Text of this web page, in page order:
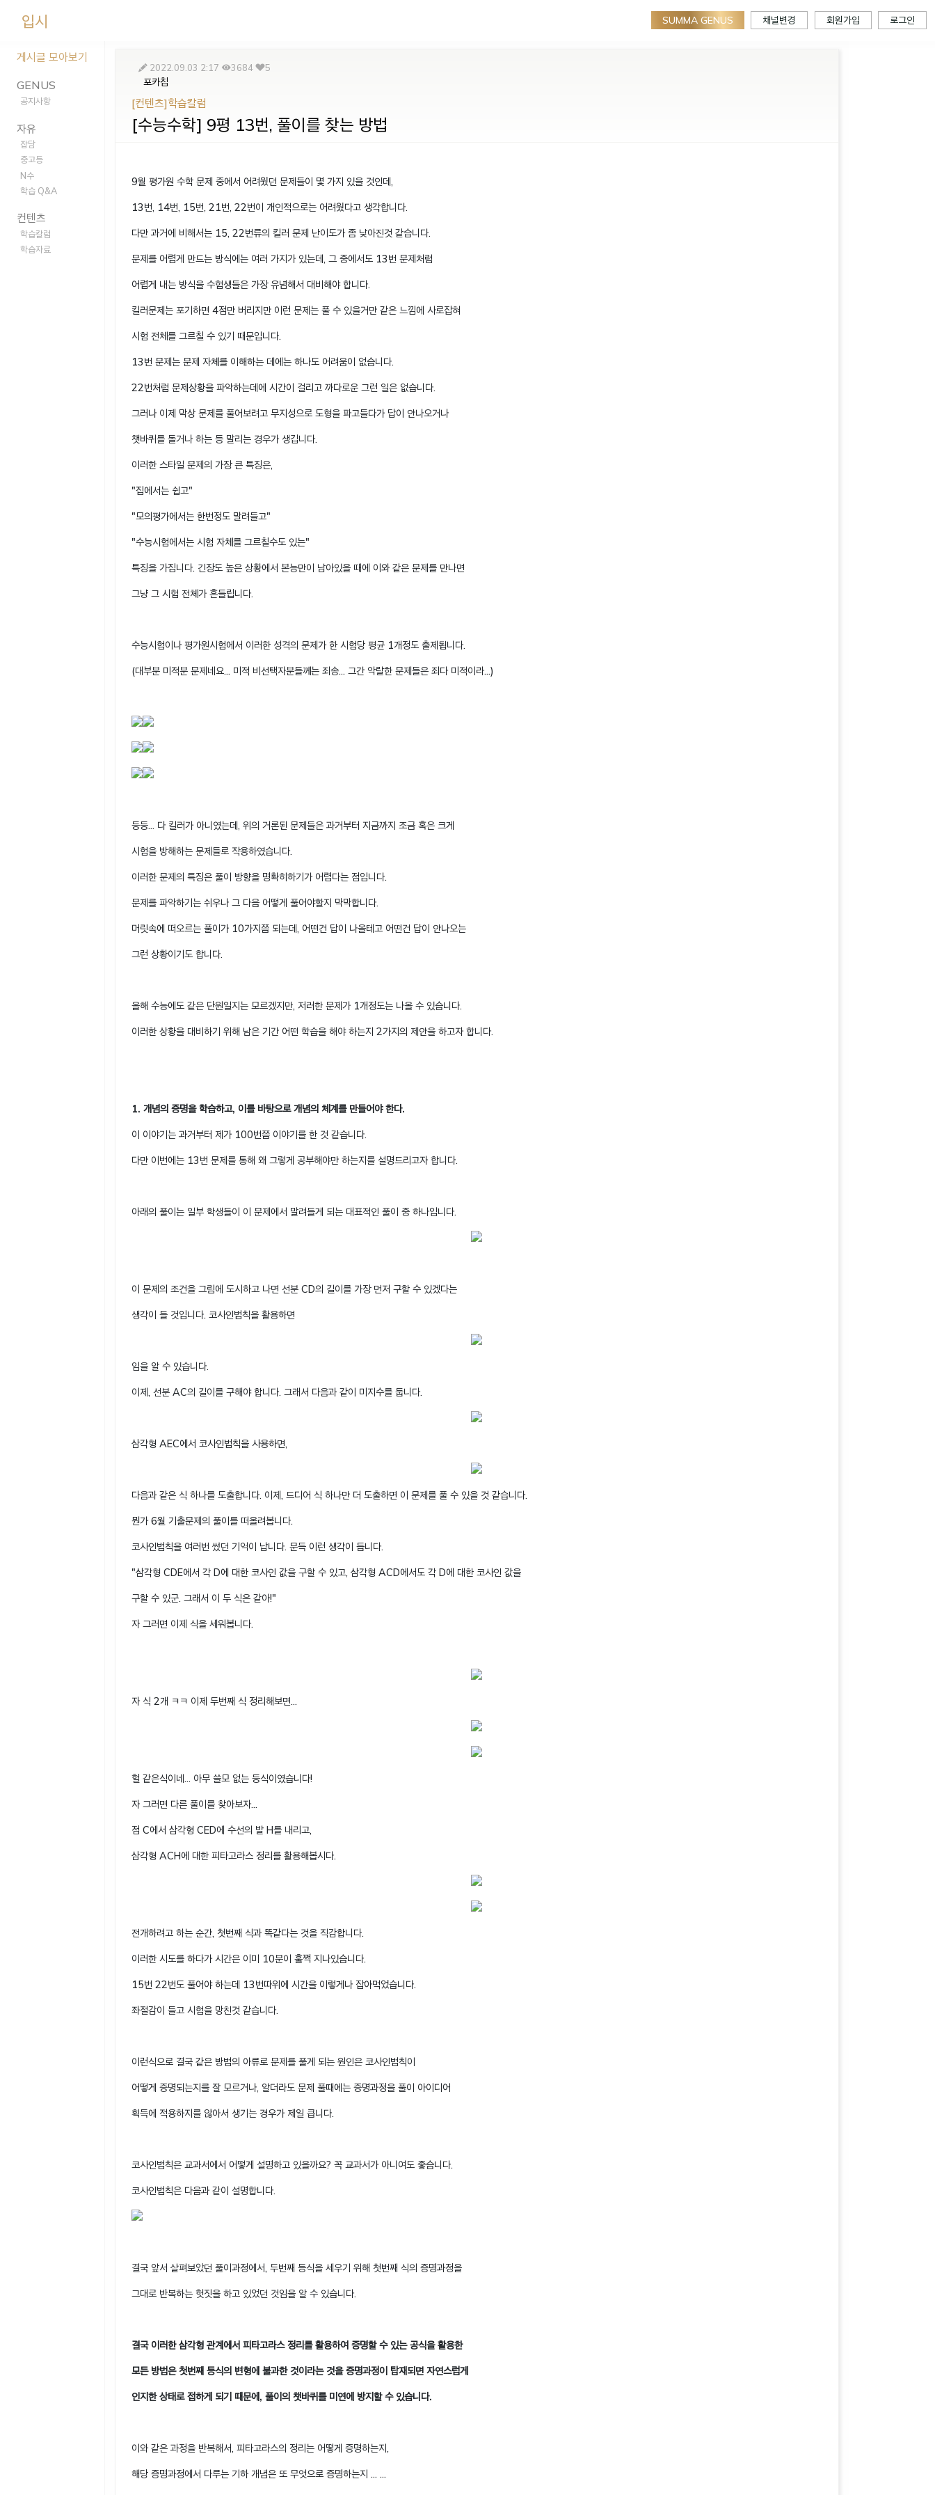
입시 SUMMA GENUS 채널변경 회원가입 로그인
게시글 모아보기
GENUS
공지사항
자유
잡담
중고등
N수
학습 Q&A
컨텐츠
학습칼럼
학습자료
2022.09.03 2:17 3684 5
포카칩
[컨텐츠]학습칼럼
[수능수학] 9평 13번, 풀이를 찾는 방법
9월 평가원 수학 문제 중에서 어려웠던 문제들이 몇 가지 있을 것인데,
13번, 14번, 15번, 21번, 22번이 개인적으로는 어려웠다고 생각합니다.
다만 과거에 비해서는 15, 22번류의 킬러 문제 난이도가 좀 낮아진것 같습니다.
문제를 어렵게 만드는 방식에는 여러 가지가 있는데, 그 중에서도 13번 문제처럼
어렵게 내는 방식을 수험생들은 가장 유념해서 대비해야 합니다.
킬러문제는 포기하면 4점만 버리지만 이런 문제는 풀 수 있을거만 같은 느낌에 사로잡혀
시험 전체를 그르칠 수 있기 때문입니다.
13번 문제는 문제 자체를 이해하는 데에는 하나도 어려움이 없습니다.
22번처럼 문제상황을 파악하는데에 시간이 걸리고 까다로운 그런 일은 없습니다.
그러나 이제 막상 문제를 풀어보려고 무지성으로 도형을 파고들다가 답이 안나오거나
챗바퀴를 돌거나 하는 등 말리는 경우가 생깁니다.
이러한 스타일 문제의 가장 큰 특징은,
"집에서는 쉽고"
"모의평가에서는 한번정도 말려들고"
"수능시험에서는 시험 자체를 그르칠수도 있는"
특징을 가집니다. 긴장도 높은 상황에서 본능만이 남아있을 때에 이와 같은 문제를 만나면
그냥 그 시험 전체가 흔들립니다.
수능시험이나 평가원시험에서 이러한 성격의 문제가 한 시험당 평균 1개정도 출제됩니다.
(대부분 미적분 문제네요... 미적 비선택자분들께는 죄송... 그간 악랄한 문제들은 죄다 미적이라...)
등등... 다 킬러가 아니였는데, 위의 거론된 문제들은 과거부터 지금까지 조금 혹은 크게
시험을 방해하는 문제들로 작용하였습니다.
이러한 문제의 특징은 풀이 방향을 명확히하기가 어렵다는 점입니다.
문제를 파악하기는 쉬우나 그 다음 어떻게 풀어야할지 막막합니다.
머릿속에 떠오르는 풀이가 10가지쯤 되는데, 어떤건 답이 나올테고 어떤건 답이 안나오는
그런 상황이기도 합니다.
올해 수능에도 같은 단원일지는 모르겠지만, 저러한 문제가 1개정도는 나올 수 있습니다.
이러한 상황을 대비하기 위해 남은 기간 어떤 학습을 해야 하는지 2가지의 제안을 하고자 합니다.
1. 개념의 증명을 학습하고, 이를 바탕으로 개념의 체계를 만들어야 한다.
이 이야기는 과거부터 제가 100번쯤 이야기를 한 것 같습니다.
다만 이번에는 13번 문제를 통해 왜 그렇게 공부해야만 하는지를 설명드리고자 합니다.
아래의 풀이는 일부 학생들이 이 문제에서 말려들게 되는 대표적인 풀이 중 하나입니다.
이 문제의 조건을 그림에 도시하고 나면 선분 CD의 길이를 가장 먼저 구할 수 있겠다는
생각이 들 것입니다. 코사인법칙을 활용하면
임을 알 수 있습니다.
이제, 선분 AC의 길이를 구해야 합니다. 그래서 다음과 같이 미지수를 둡니다.
삼각형 AEC에서 코사인법칙을 사용하면,
다음과 같은 식 하나를 도출합니다. 이제, 드디어 식 하나만 더 도출하면 이 문제를 풀 수 있을 것 같습니다.
뭔가 6월 기출문제의 풀이를 떠올려봅니다.
코사인법칙을 여러번 썼던 기억이 납니다. 문득 이런 생각이 듭니다.
"삼각형 CDE에서 각 D에 대한 코사인 값을 구할 수 있고, 삼각형 ACD에서도 각 D에 대한 코사인 값을
구할 수 있군. 그래서 이 두 식은 같아!"
자 그러면 이제 식을 세워봅니다.
자 식 2개 ㅋㅋ 이제 두번째 식 정리해보면...
헐 같은식이네... 아무 쓸모 없는 등식이였습니다!
자 그러면 다른 풀이를 찾아보자...
점 C에서 삼각형 CED에 수선의 발 H를 내리고,
삼각형 ACH에 대한 피타고라스 정리를 활용해봅시다.
전개하려고 하는 순간, 첫번째 식과 똑같다는 것을 직감합니다.
이러한 시도를 하다가 시간은 이미 10분이 훌쩍 지나있습니다.
15번 22번도 풀어야 하는데 13번따위에 시간을 이렇게나 잡아먹었습니다.
좌절감이 들고 시험을 망친것 같습니다.
이런식으로 결국 같은 방법의 아류로 문제를 풀게 되는 원인은 코사인법칙이
어떻게 증명되는지를 잘 모르거나, 알더라도 문제 풀때에는 증명과정을 풀이 아이디어
획득에 적용하지를 않아서 생기는 경우가 제일 큽니다.
코사인법칙은 교과서에서 어떻게 설명하고 있을까요? 꼭 교과서가 아니여도 좋습니다.
코사인법칙은 다음과 같이 설명합니다.
결국 앞서 살펴보았던 풀이과정에서, 두번째 등식을 세우기 위해 첫번째 식의 증명과정을
그대로 반복하는 헛짓을 하고 있었던 것임을 알 수 있습니다.
결국 이러한 삼각형 관계에서 피타고라스 정리를 활용하여 증명할 수 있는 공식을 활용한
모든 방법은 첫번째 등식의 변형에 불과한 것이라는 것을 증명과정이 탑재되면 자연스럽게
인지한 상태로 접하게 되기 때문에, 풀이의 챗바퀴를 미연에 방지할 수 있습니다.
이와 같은 과정을 반복해서, 피타고라스의 정리는 어떻게 증명하는지,
해당 증명과정에서 다루는 기하 개념은 또 무엇으로 증명하는지 ... ...